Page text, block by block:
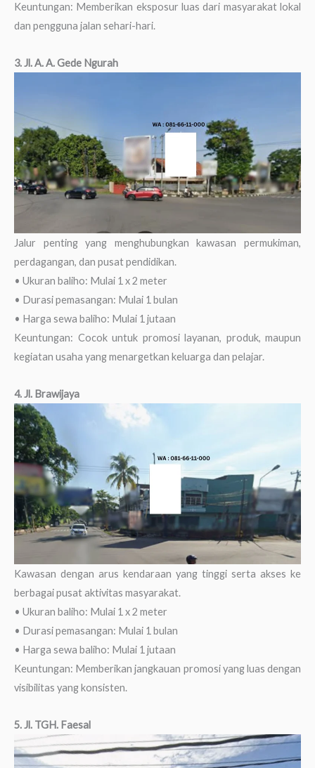
Keuntungan: Memberikan eksposur luas dari masyarakat lokal
dan pengguna jalan sehari-hari.
3. Jl. A. A. Gede Ngurah
Jalur penting yang menghubungkan kawasan permukiman,
perdagangan, dan pusat pendidikan.
• Ukuran baliho: Mulai 1 x 2 meter
• Durasi pemasangan: Mulai 1 bulan
• Harga sewa baliho: Mulai 1 jutaan
Keuntungan: Cocok untuk promosi layanan, produk, maupun
kegiatan usaha yang menargetkan keluarga dan pelajar.
4. Jl. Brawijaya
Kawasan dengan arus kendaraan yang tinggi serta akses ke
berbagai pusat aktivitas masyarakat.
• Ukuran baliho: Mulai 1 x 2 meter
• Durasi pemasangan: Mulai 1 bulan
• Harga sewa baliho: Mulai 1 jutaan
Keuntungan: Memberikan jangkauan promosi yang luas dengan
visibilitas yang konsisten.
5. Jl. TGH. Faesal